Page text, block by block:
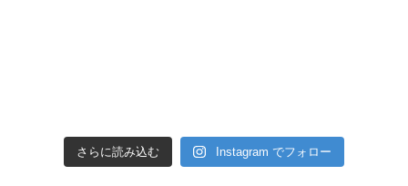
さらに読み込む Instagram でフォロー